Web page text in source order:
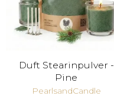
Duft Stearinpulver -
Pine
PearlsandCandle